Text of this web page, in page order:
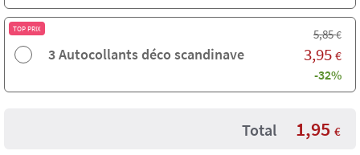
TOP PRIX
3 Autocollants déco scandinave
5,85€
3,95 €
-32%
Total 1,95 €